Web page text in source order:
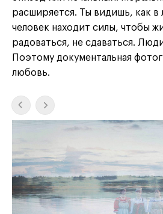
расширяется. Ты видишь, как
человек находит силы, чтобы
радоваться, не сдаваться.
Поэтому документальная
любовь.